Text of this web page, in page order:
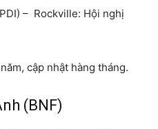
– Rockville: Hội nghị
cập nhật hàng tháng.
(BNF)